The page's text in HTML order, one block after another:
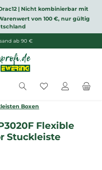
| Nicht kombinierbar mit
von 100 €, nur gültig
ab 90 €
Du hast 0
Boxen
Flexible
Stuckleiste